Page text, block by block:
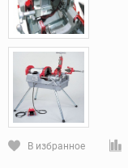
В избранное